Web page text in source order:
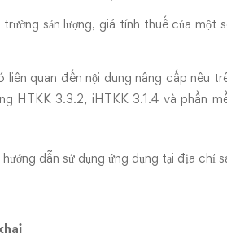
sản lượng, giá tính thuế của một
quan đến nội dung nâng cấp nêu
HTKK 3.3.2, iHTKK 3.1.4 và phần
dẫn sử dụng ứng dụng tại địa chỉ